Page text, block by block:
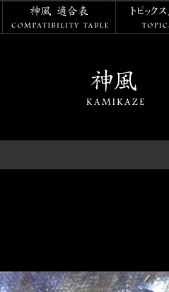
神風 適合表